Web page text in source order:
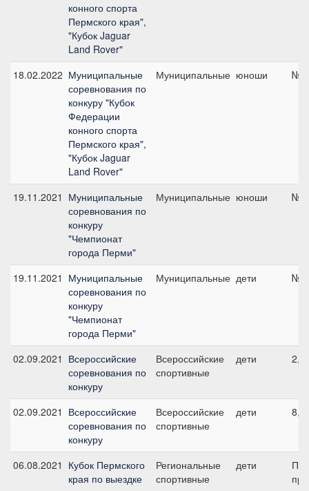
конного спорта
Пермского края",
"Кубок Jaguar
Land Rover"
18.02.2022 Муниципальные
соревнования по
конкуру "Кубок
Федерации
конного спорта
Пермского края",
"Кубок Jaguar
Land Rover"
Муниципальные юноши
19.11.2021 Муниципальные
соревнования по
конкуру
"Чемпионат
города Перми"
Муниципальные юноши
19.11.2021 Муниципальные
соревнования по
конкуру
"Чемпионат
города Перми"
Муниципальные дети
02.09.2021 Всероссийские
соревнования по
конкуру
Всероссийские
спортивные
дети 2,
02.09.2021 Всероссийские
соревнования по
конкуру
Всероссийские
спортивные
дети 8,
06.08.2021 Кубок Пермского
края по выездке
Региональные
спортивные
дети